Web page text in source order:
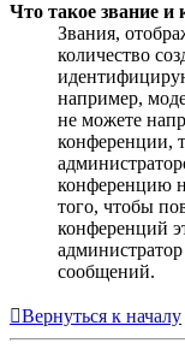
Что такое звание и
Звания,
количество
например,
не можете
конференции,
конференцию
того, чтобы
конференций
сообщений.
Вернуться к началу